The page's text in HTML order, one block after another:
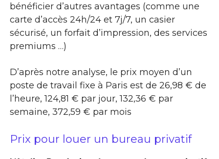
bénéficier d’autres avantages (comme une
carte d’accès 24h/24 et 7j/7, un casier
sécurisé, un forfait d’impression, des services
premiums …)
D’après notre analyse, le prix moyen d’un
poste de travail fixe à Paris est de 26,98 € de
l’heure, 124,81 € par jour, 132,36 € par
semaine, 372,59 € par mois
Prix pour louer un bureau privatif